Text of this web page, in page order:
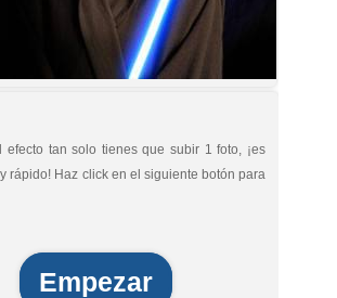
efecto tan solo tienes que subir 1 foto, ¡es
rápido! Haz click en el siguiente botón para
Empezar